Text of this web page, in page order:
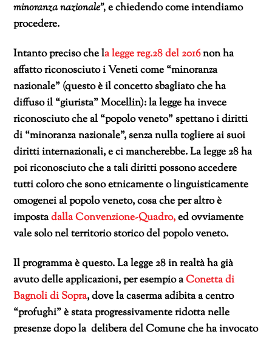
minoranza nazionale”,e chiedendo come intendiamo
procedere.
Intanto preciso che la legge reg.28 del 2016non ha
affatto riconosciuto i Veneti come “minoranza
nazionale” (questo è il concetto sbagliato che ha
diffuso il “giurista” Mocellin): la legge ha invece
riconosciuto che al “popolo veneto” spettano i diritti
di “minoranza nazionale”, senza nulla togliere ai suoi
diritti internazionali, e ci mancherebbe. La legge 28 ha
poi riconosciuto che a tali diritti possono accedere
tutti coloro che sono etnicamente o linguisticamente
omogenei al popolo veneto, cosa che per altro è
impostadalla Convenzione-Quadro,ed ovviamente
vale solo nel territorio storico del popolo veneto.
Il programma è questo. La legge 28 in realtà ha già
avuto delle applicazioni, per esempio aConetta di
Bagnoli di Sopra, dove la caserma adibita a centro
“profughi” è stata progressivamente ridotta nelle
presenze dopo la delibera del Comune che ha invocato